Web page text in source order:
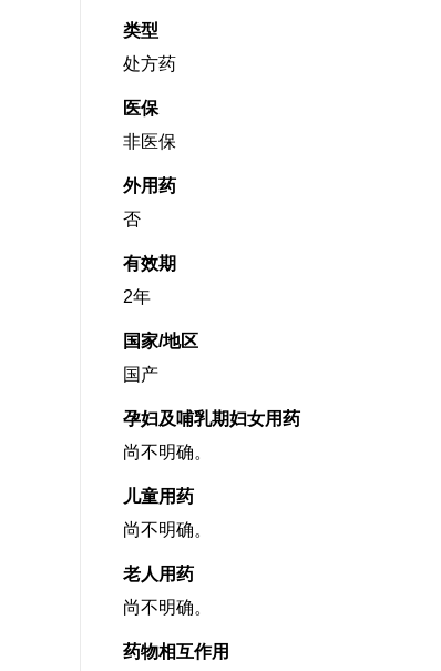
类型
处方药
医保
非医保
外用药
否
有效期
2年
国家/地区
国产
孕妇及哺乳期妇女用药
尚不明确。
儿童用药
尚不明确。
老人用药
尚不明确。
药物相互作用